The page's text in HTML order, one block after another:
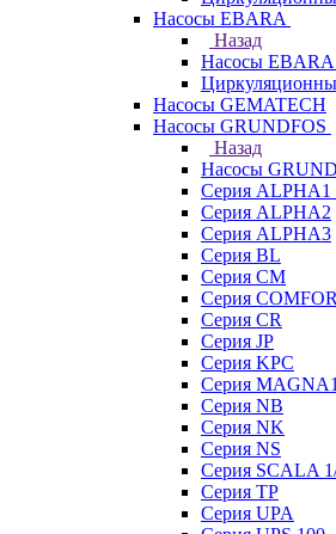
Насосы EBARA
Назад
Насосы EBARA
Насосы GEMATECH
Насосы GRUNDFOS
Назад
Насосы
Серия ALPHA1
Серия ALPHA2
Серия ALPHA3
Серия BL
Серия CM
Серия
Серия CR
Серия JP
Серия KPC
Серия MAGNA1
Серия NB
Серия NK
Серия NS
Серия SCALA
Серия TP
Серия UPA